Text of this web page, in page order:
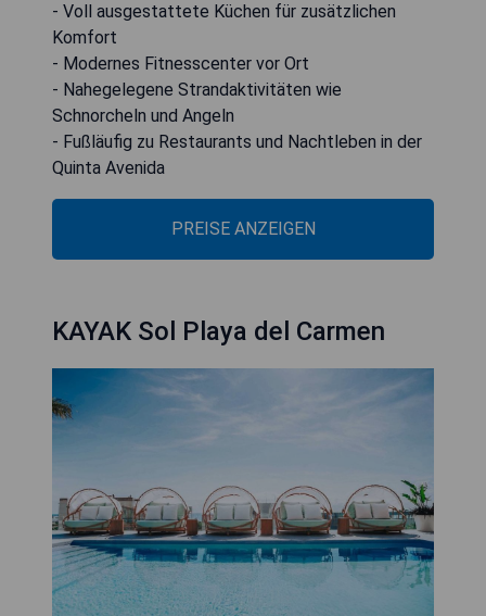
- Voll ausgestattete Küchen für zusätzlichen
Komfort
- Modernes Fitnesscenter vor Ort
- Nahegelegene Strandaktivitäten wie
Schnorcheln und Angeln
- Fußläufig zu Restaurants und Nachtleben in der
Quinta Avenida
PREISE ANZEIGEN
KAYAK Sol Playa del Carmen